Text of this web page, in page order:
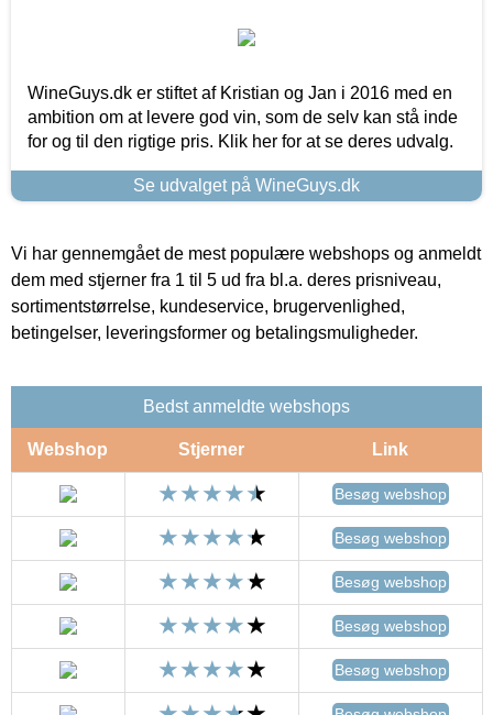
WineGuys.dk er stiftet af Kristian og Jan i 2016 med en
ambition om at levere god vin, som de selv kan stå inde
for og til den rigtige pris. Klik her for at se deres udvalg.
Se udvalget på WineGuys.dk
Vi har gennemgået de mest populære webshops og anmeldt
dem med stjerner fra 1 til 5 ud fra bl.a. deres prisniveau,
sortimentstørrelse, kundeservice, brugervenlighed,
betingelser, leveringsformer og betalingsmuligheder.
Bedst anmeldte webshops
Webshop Stjerner Link
Besøg webshop
Besøg webshop
Besøg webshop
Besøg webshop
Besøg webshop